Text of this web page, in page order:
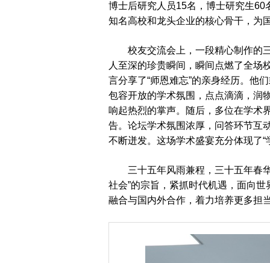
博士后研究人员15名，博士研究生
知名高校和龙头企业的核心骨干，为
校友交流会上，一段精心制作的
人至深的珍贵瞬间，瞬间点燃了全场
言分享了“师恩难忘”的亲身经历。他
包容开放的学术氛围，点点滴滴，润
响起热烈的掌声。随后，多位在学术
告。论坛学术氛围浓厚，问答环节
不断迸发。这场学术盛宴充分体现了
三十五年风雨兼程，三十五年春
社会”的宗旨，紧抓时代机遇，面向
融合与国内外合作，着力培养更多担